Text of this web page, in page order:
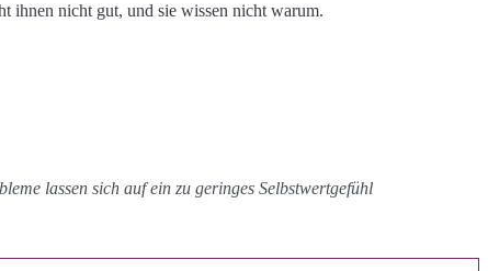
ihnen nicht gut, und sie wissen nicht warum.
lassen sich auf ein zu geringes Selbstwertgefühl